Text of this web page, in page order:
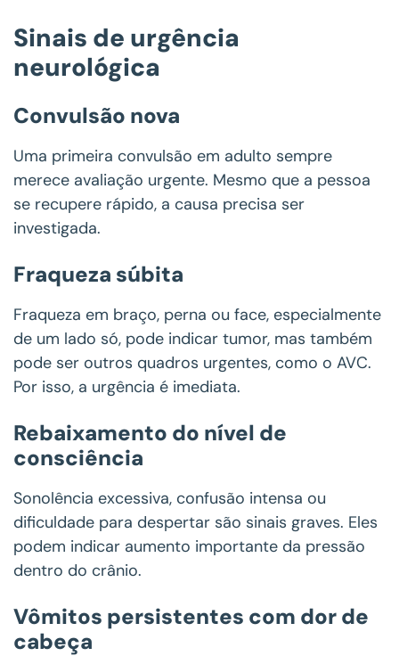
Sinais de urgência
neurológica
Convulsão nova
Uma primeira convulsão em adulto sempre
merece avaliação urgente. Mesmo que a pessoa
se recupere rápido, a causa precisa ser
investigada.
Fraqueza súbita
Fraqueza em braço, perna ou face, especialmente
de um lado só, pode indicar tumor, mas também
pode ser outros quadros urgentes, como o AVC.
Por isso, a urgência é imediata.
Rebaixamento do nível de
consciência
Sonolência excessiva, confusão intensa ou
dificuldade para despertar são sinais graves. Eles
podem indicar aumento importante da pressão
dentro do crânio.
Vômitos persistentes com dor de
cabeça